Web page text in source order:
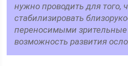
нужно проводить для того,
стабилизировать
переносимыми зрительные
возможность развития